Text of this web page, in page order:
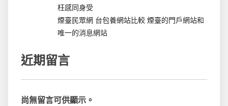
枉感同身受
煙臺民眾網 台包養網站比較 煙臺的門戶網站和
唯一的消息網站
近期留言
尚無留言可供顯示。